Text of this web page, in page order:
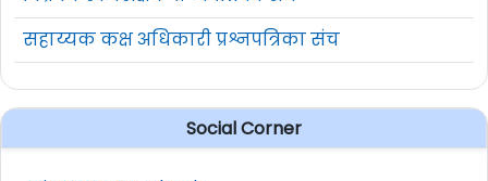
सहाय्यक कक्ष अधिकारी प्रश्नपत्रिका संच
Social Corner